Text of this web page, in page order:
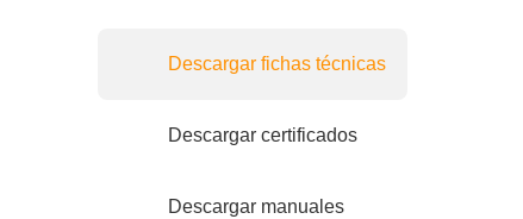
Descargar fichas técnicas
Descargar certificados
Descargar manuales